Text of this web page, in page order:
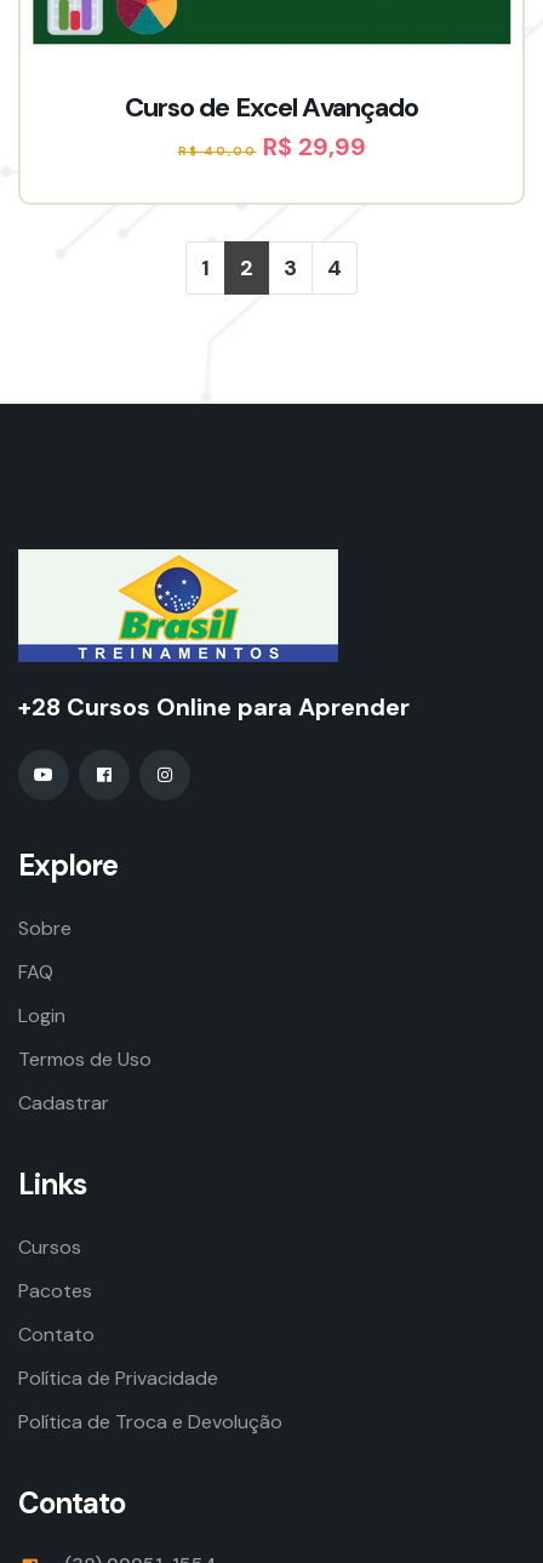
Curso de Excel Avançado
R$ 40,00 R$ 29,99
1 2 3 4
+28 Cursos Online para Aprender
Explore
Sobre
FAQ
Login
Termos de Uso
Cadastrar
Links
Cursos
Pacotes
Contato
Política de Privacidade
Política de Troca e Devolução
Contato